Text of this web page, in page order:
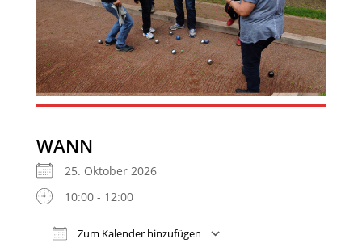
WANN
25. Oktober 2026
10:00 - 12:00
Zum Kalender hinzufügen